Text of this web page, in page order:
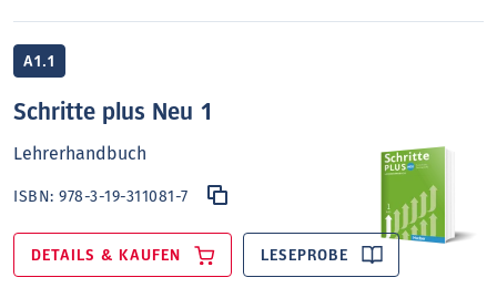
A1.1
Schritte plus Neu 1
Lehrerhandbuch
ISBN:978-3-19-311081-7
DETAILS & KAUFEN LESEPROBE